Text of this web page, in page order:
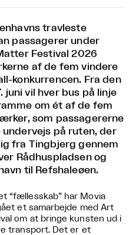
travleste
passagerer under
Festival 2026
af de fem vindere
konkurrencen. Fra den
juni vil hver bus på linje
om ét af de fem
som passagererne
undervejs på ruten, der
fra Tingbjerg gennem
Rådhuspladsen og
til Refshaleøen.
“fællesskab” har Movia
et samarbejde med Art
om at bringe kunsten ud i
transport. Det er et